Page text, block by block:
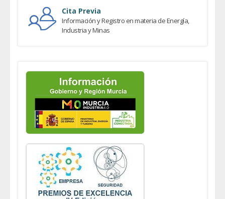
Cita Previa
Información y Registro en materia de Energía,
Industria y Minas